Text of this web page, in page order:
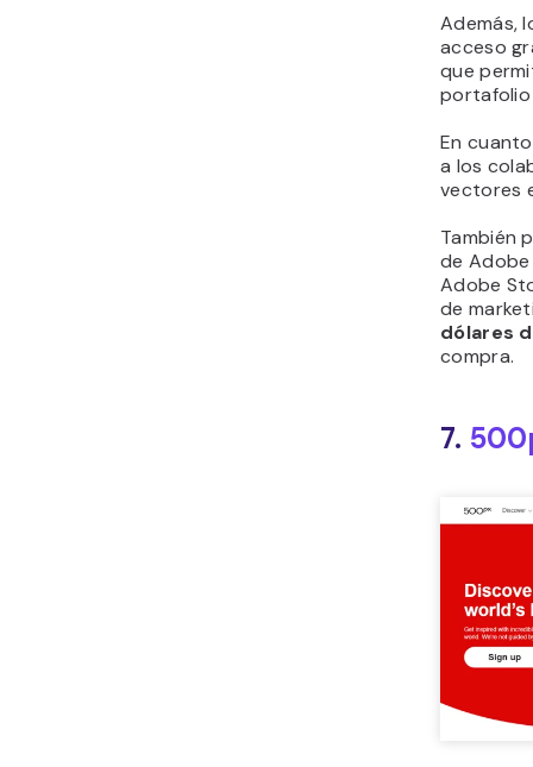
Además,
acceso
que
portafolio
En
a los
vectores
También
de
Adobe
de
dólares
compra.
7.